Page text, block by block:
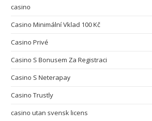
casino
Casino Minimální Vklad 100 Kč
Casino Privé
Casino S Bonusem Za Registraci
Casino S Neterapay
Casino Trustly
casino utan svensk licens